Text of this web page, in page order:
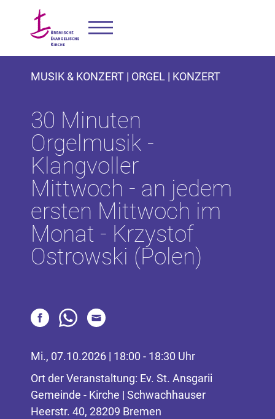
MUSIK & KONZERT | ORGEL | KONZERT
30 Minuten
Orgelmusik -
Klangvoller
Mittwoch - an jedem
ersten Mittwoch im
Monat - Krzystof
Ostrowski (Polen)
Mi., 07.10.2026 | 18:00 - 18:30 Uhr
Ort der Veranstaltung: Ev. St. Ansgarii
Gemeinde - Kirche | Schwachhauser
Heerstr. 40, 28209 Bremen